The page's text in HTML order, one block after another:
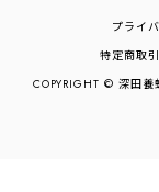
プライ
特定商取
COPYRIGHT © 深田養